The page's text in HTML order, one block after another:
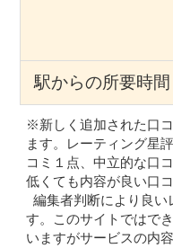
駅からの所要時間
※新しく追加された口
ます。レーティング星
コミ１点、中立的な口
低くても内容が良い口
編集者判断により良い
す。このサイトではで
いますがサービスの内